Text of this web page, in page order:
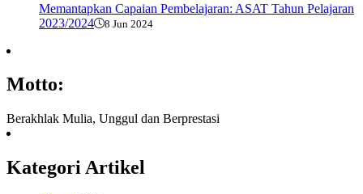
Memantapkan Capaian Pembelajaran: ASAT Tahun Pelajaran
2023/2024
8 Jun 2024
Motto:
Berakhlak Mulia, Unggul dan Berprestasi
Kategori Artikel